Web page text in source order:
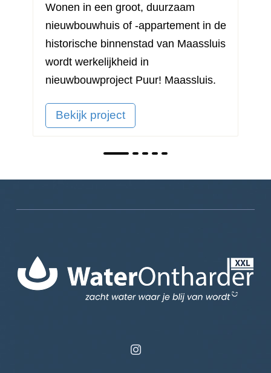
Wonen in een groot, duurzaam
nieuwbouwhuis of -appartement in de
historische binnenstad van Maassluis
wordt werkelijkheid in
nieuwbouwproject Puur! Maassluis.
Bekijk project